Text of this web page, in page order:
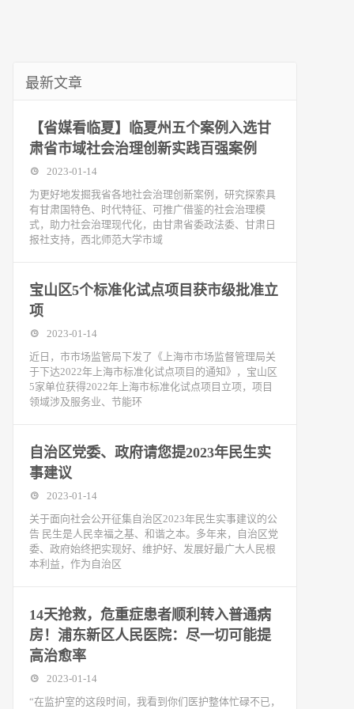
最新文章
【省媒看临夏】临夏州五个案例入选甘
肃省市域社会治理创新实践百强案例
2023-01-14
为更好地发掘我省各地社会治理创新案例，研究探索具
有甘肃国特色、时代特征、可推广借鉴的社会治理模
式，助力社会治理现代化，由甘肃省委政法委、甘肃日
报社支持，西北师范大学市域
宝山区5个标准化试点项目获市级批准立
项
2023-01-14
近日，市市场监管局下发了《上海市市场监督管理局关
于下达2022年上海市标准化试点项目的通知》，宝山区
5家单位获得2022年上海市标准化试点项目立项，项目
领域涉及服务业、节能环
自治区党委、政府请您提2023年民生实
事建议
2023-01-14
关于面向社会公开征集自治区2023年民生实事建议的公
告 民生是人民幸福之基、和谐之本。多年来，自治区党
委、政府始终把实现好、维护好、发展好最广大人民根
本利益，作为自治区
14天抢救，危重症患者顺利转入普通病
房！浦东新区人民医院：尽一切可能提
高治愈率
2023-01-14
“在监护室的这段时间，我看到你们医护整体忙碌不已，